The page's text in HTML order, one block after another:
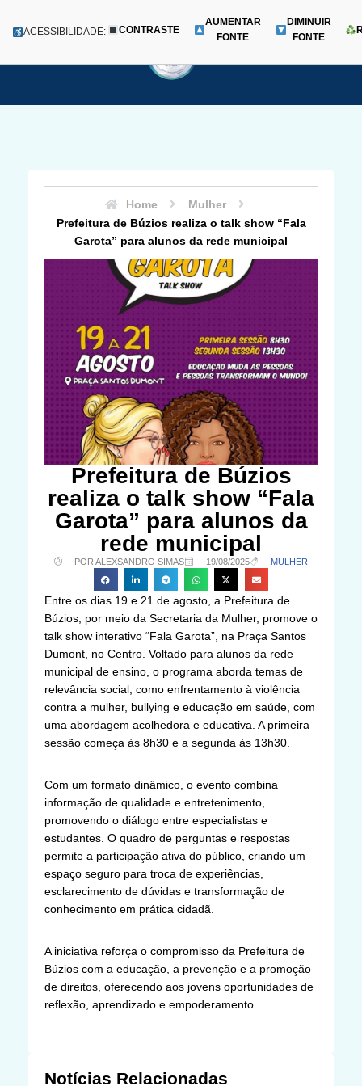
para
Menu
ACESSIBILIDADE: CONTRASTE
AUMENTAR
FONTE
DIMINUIR
FONTE
Home
Mulher
Prefeitura de Búzios realiza o talk show “Fala
Garota” para alunos da rede municipal
Prefeitura de Búzios
realiza o talk show “Fala
Garota” para alunos da
rede municipal
POR ALEXSANDRO SIMAS 19/08/2025 MULHER
Entre os dias 19 e 21 de agosto, a Prefeitura de
Búzios, por meio da Secretaria da Mulher, promove o
talk show interativo “Fala Garota”, na Praça Santos
Dumont, no Centro. Voltado para alunos da rede
municipal de ensino, o programa aborda temas de
relevância social, como enfrentamento à violência
contra a mulher, bullying e educação em saúde, com
uma abordagem acolhedora e educativa. A primeira
sessão começa às 8h30 e a segunda às 13h30.
Com um formato dinâmico, o evento combina
informação de qualidade e entretenimento,
promovendo o diálogo entre especialistas e
estudantes. O quadro de perguntas e respostas
permite a participação ativa do público, criando um
espaço seguro para troca de experiências,
esclarecimento de dúvidas e transformação de
conhecimento em prática cidadã.
A iniciativa reforça o compromisso da Prefeitura de
Búzios com a educação, a prevenção e a promoção
de direitos, oferecendo aos jovens oportunidades de
reflexão, aprendizado e empoderamento.
Notícias Relacionadas